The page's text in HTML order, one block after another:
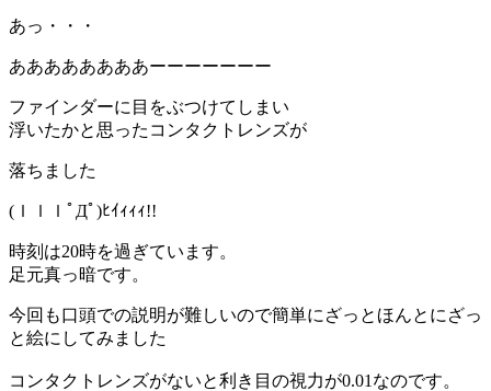
あっ・・・
ああああああああーーーーーーー
ファインダーに目をぶつけてしまい
浮いたかと思ったコンタクトレンズが
落ちました
(ｌｌｌﾟДﾟ)ﾋｲｨｨｨ!!
時刻は20時を過ぎています。
足元真っ暗です。
今回も口頭での説明が難しいので簡単にざっとほんとにざっ
と絵にしてみました
コンタクトレンズがないと利き目の視力が0.01なのです。